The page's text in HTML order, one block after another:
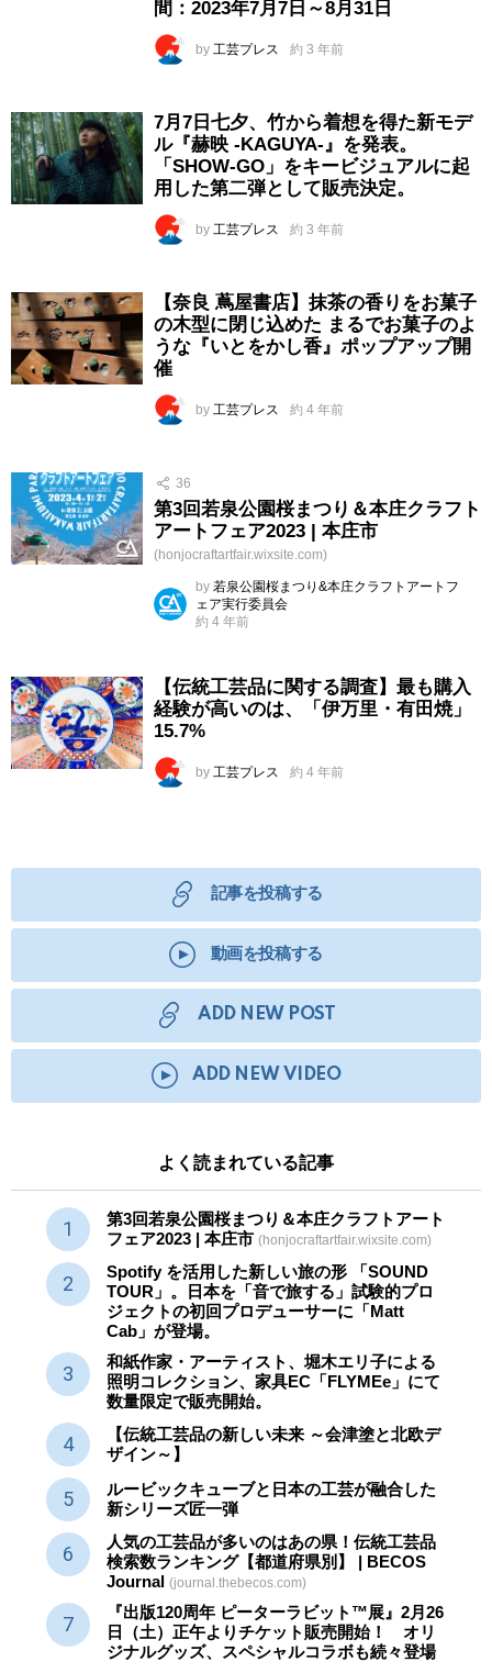
間：2023年7月7日～8月31日
by 工芸プレス 約 3 年前
7月7日七夕、竹から着想を得た新モデ
ル『赫映 -KAGUYA-』を発表。
「SHOW-GO」をキービジュアルに起
用した第二弾として販売決定。
by 工芸プレス 約 3 年前
【奈良 蔦屋書店】抹茶の香りをお菓子
の木型に閉じ込めた まるでお菓子のよ
うな『いとをかし香』ポップアップ開
催
by 工芸プレス 約 4 年前
36
第3回若泉公園桜まつり＆本庄クラフト
アートフェア2023 | 本庄市
(honjocraftartfair.wixsite.com)
by 若泉公園桜まつり&本庄クラフトアートフ
ェア実行委員会
約 4 年前
【伝統工芸品に関する調査】最も購入
経験が高いのは、「伊万里・有田焼」
15.7%
by 工芸プレス 約 4 年前
記事を投稿する
動画を投稿する
ADD NEW POST
ADD NEW VIDEO
よく読まれている記事
第3回若泉公園桜まつり＆本庄クラフトアート
フェア2023 | 本庄市 (honjocraftartfair.wixsite.com)
Spotify を活用した新しい旅の形 「SOUND
TOUR」。日本を「音で旅する」試験的プロ
ジェクトの初回プロデューサーに「Matt
Cab」が登場。
和紙作家・アーティスト、堀木エリ子による
照明コレクション、家具EC「FLYMEe」にて
数量限定で販売開始。
【伝統工芸品の新しい未来 ～会津塗と北欧デ
ザイン～】
ルービックキューブと日本の工芸が融合した
新シリーズ匠一弾
人気の工芸品が多いのはあの県！伝統工芸品
検索数ランキング【都道府県別】 | BECOS
Journal (journal.thebecos.com)
『出版120周年 ピーターラビット™展』2月26
日（土）正午よりチケット販売開始！ オリ
ジナルグッズ、スペシャルコラボも続々登場